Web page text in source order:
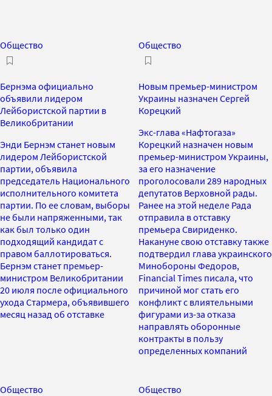
Общество
Бернэма официально
объявили лидером
Лейбористской партии в
Великобритании
Энди Бернэм станет новым
лидером Лейбористской
партии, объявила
председатель Национального
исполнительного комитета
партии. По ее словам, выборы
не были напряженными, так
как был только один
подходящий кандидат с
правом баллотироваться.
Бернэм станет премьер-
министром Великобритании
20 июля после официального
ухода Стармера, объявившего
месяц назад об отставке
Общество
Новым премьер-министром
Украины назначен Сергей
Корецкий
Экс-глава «Нафтогаза»
Корецкий назначен новым
премьер-министром Украины,
за его назначение
проголосовали 289 народных
депутатов Верховной рады.
Ранее на этой неделе Рада
отправила в отставку
премьера Свириденко.
Накануне свою отставку также
подтвердил глава украинского
Минобороны Федоров,
Financial Times писала, что
причиной мог стать его
конфликт с влиятельными
фигурами из-за отказа
направлять оборонные
контракты в пользу
определенных компаний
Общество Общество